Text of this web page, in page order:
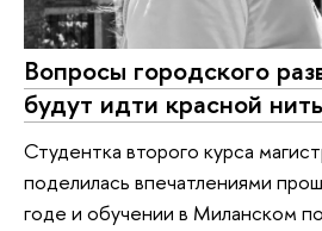
Вопросы городского
будут идти красной
Студентка второго курса
поделилась впечатлениями
годе и обучении в Миланском